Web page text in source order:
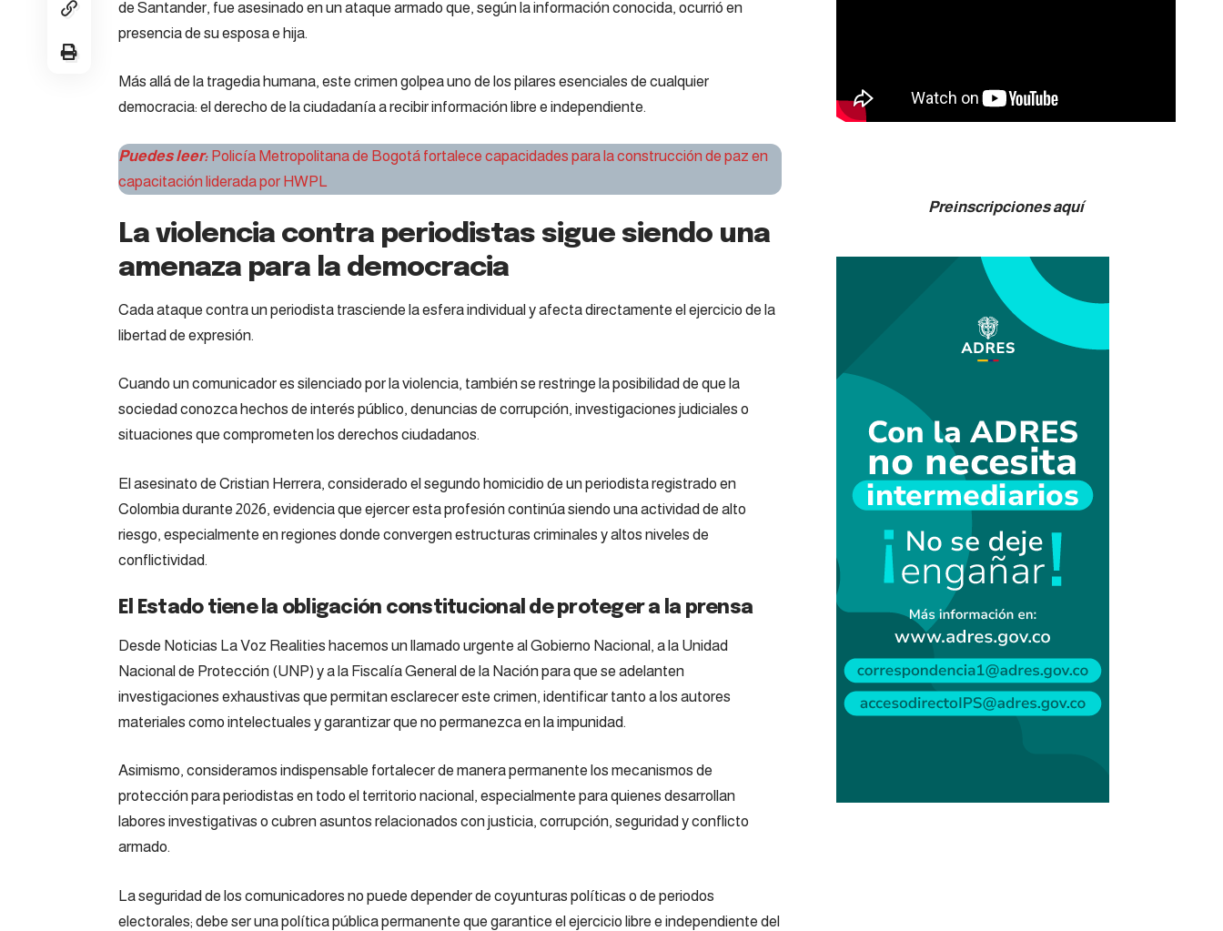
de Santander, fue asesinado en un ataque armado que, según la información conocida, ocurrió en
presencia de su esposa e hija.
Más allá de la tragedia humana, este crimen golpea uno de los pilares esenciales de cualquier
democracia: el derecho de la ciudadanía a recibir información libre e independiente.
Puedes leer: Policía Metropolitana de Bogotá fortalece capacidades para la construcción de paz en
capacitación liderada por HWPL
La violencia contra periodistas sigue siendo una
amenaza para la democracia
Cada ataque contra un periodista trasciende la esfera individual y afecta directamente el ejercicio de la
libertad de expresión.
Cuando un comunicador es silenciado por la violencia, también se restringe la posibilidad de que la
sociedad conozca hechos de interés público, denuncias de corrupción, investigaciones judiciales o
situaciones que comprometen los derechos ciudadanos.
El asesinato de Cristian Herrera, considerado el segundo homicidio de un periodista registrado en
Colombia durante 2026, evidencia que ejercer esta profesión continúa siendo una actividad de alto
riesgo, especialmente en regiones donde convergen estructuras criminales y altos niveles de
conflictividad.
El Estado tiene la obligación constitucional de proteger a la prensa
Desde Noticias La Voz Realities hacemos un llamado urgente al Gobierno Nacional, a la Unidad
Nacional de Protección (UNP) y a la Fiscalía General de la Nación para que se adelanten
investigaciones exhaustivas que permitan esclarecer este crimen, identificar tanto a los autores
materiales como intelectuales y garantizar que no permanezca en la impunidad.
Asimismo, consideramos indispensable fortalecer de manera permanente los mecanismos de
protección para periodistas en todo el territorio nacional, especialmente para quienes desarrollan
labores investigativas o cubren asuntos relacionados con justicia, corrupción, seguridad y conflicto
armado.
La seguridad de los comunicadores no puede depender de coyunturas políticas o de periodos
electorales; debe ser una política pública permanente que garantice el ejercicio libre e independiente del
Preinscripciones aquí